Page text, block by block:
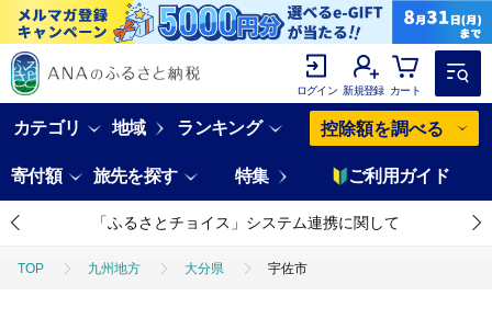
ログイン 新規登録 カート
カテゴリ 地域 ランキング 控除額を調べる
寄付額 旅先を探す 特集 ご利用ガイド
「ふるさとチョイス」システム連携に関して
TOP 九州地方 大分県 宇佐市